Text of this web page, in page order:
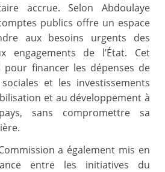
accrue. Selon Abdoulaye
publics offre un espace
aux besoins urgents des
engagements de l’État. Cet
pour financer les dépenses de
et les investissements
et au développement à
sans compromettre sa
a également mis en
entre les initiatives du